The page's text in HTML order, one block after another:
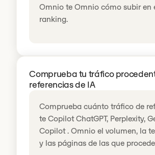
Omnio te Omnio cómo subir en
ranking.
Comprueba tu tráfico
referencias de IA
Comprueba cuánto tráfico de
te Copilot ChatGPT, Perplexity,
Copilot . Omnio el volumen, la
y las páginas de las que